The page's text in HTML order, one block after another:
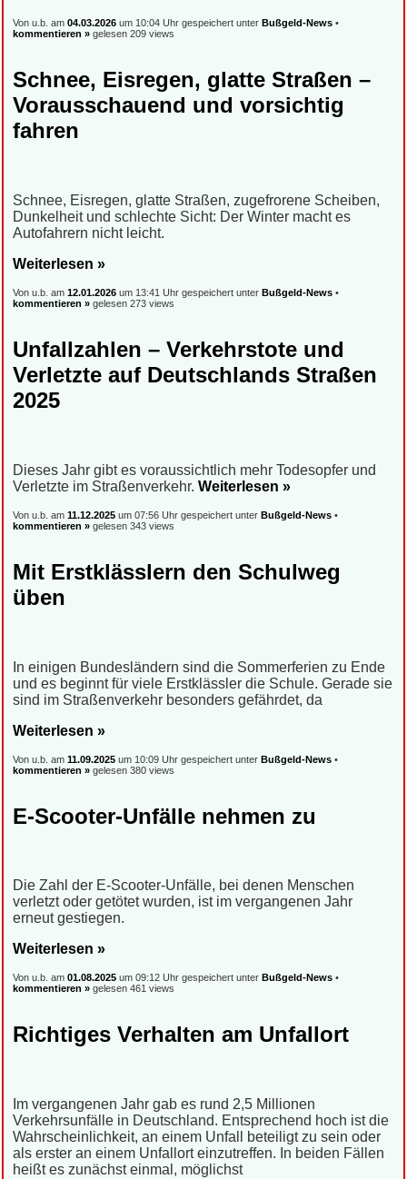
Von u.b. am 04.03.2026 um 10:04 Uhr gespeichert unter Bußgeld-News •
kommentieren » gelesen 209 views
Schnee, Eisregen, glatte Straßen –
Vorausschauend und vorsichtig
fahren
Schnee, Eisregen, glatte Straßen, zugefrorene Scheiben,
Dunkelheit und schlechte Sicht: Der Winter macht es
Autofahrern nicht leicht.
Weiterlesen »
Von u.b. am 12.01.2026 um 13:41 Uhr gespeichert unter Bußgeld-News •
kommentieren » gelesen 273 views
Unfallzahlen – Verkehrstote und
Verletzte auf Deutschlands Straßen
2025
Dieses Jahr gibt es voraussichtlich mehr Todesopfer und
Verletzte im Straßenverkehr. Weiterlesen »
Von u.b. am 11.12.2025 um 07:56 Uhr gespeichert unter Bußgeld-News •
kommentieren » gelesen 343 views
Mit Erstklässlern den Schulweg
üben
In einigen Bundesländern sind die Sommerferien zu Ende
und es beginnt für viele Erstklässler die Schule. Gerade sie
sind im Straßenverkehr besonders gefährdet, da
Weiterlesen »
Von u.b. am 11.09.2025 um 10:09 Uhr gespeichert unter Bußgeld-News •
kommentieren » gelesen 380 views
E-Scooter-Unfälle nehmen zu
Die Zahl der E-Scooter-Unfälle, bei denen Menschen
verletzt oder getötet wurden, ist im vergangenen Jahr
erneut gestiegen.
Weiterlesen »
Von u.b. am 01.08.2025 um 09:12 Uhr gespeichert unter Bußgeld-News •
kommentieren » gelesen 461 views
Richtiges Verhalten am Unfallort
Im vergangenen Jahr gab es rund 2,5 Millionen
Verkehrsunfälle in Deutschland. Entsprechend hoch ist die
Wahrscheinlichkeit, an einem Unfall beteiligt zu sein oder
als erster an einem Unfallort einzutreffen. In beiden Fällen
heißt es zunächst einmal, möglichst